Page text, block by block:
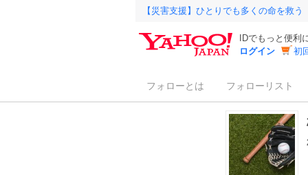
【災害支援】ひとりでも多くの命を救
IDでもっと便利
ログイン
初
フォローとは フォローリスト